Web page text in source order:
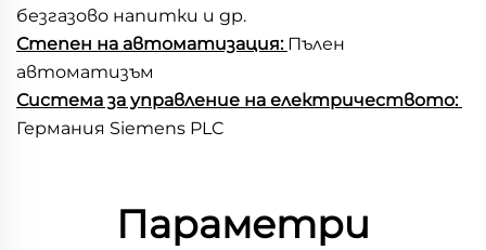
безгазово напитки и др.
Степен на автоматизация: Пълен
автоматизъм
Система за управление на електричеството:
Германия Siemens PLC
Параметри